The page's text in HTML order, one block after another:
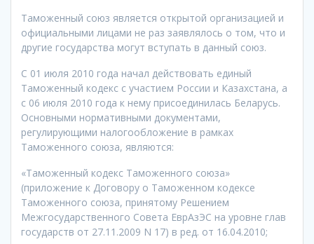
Таможенный союз является открытой организацией и
официальными лицами не раз заявлялось о том, что и
другие государства могут вступать в данный союз.
С 01 июля 2010 года начал действовать единый
Таможенный кодекс с участием России и Казахстана, а
с 06 июля 2010 года к нему присоединилась Беларусь.
Основными нормативными документами,
регулирующими налогообложение в рамках
Таможенного союза, являются:
«Таможенный кодекс Таможенного союза»
(приложение к Договору о Таможенном кодексе
Таможенного союза, принятому Решением
Межгосударственного Совета ЕврАзЭС на уровне глав
государств от 27.11.2009 N 17) в ред. от 16.04.2010;